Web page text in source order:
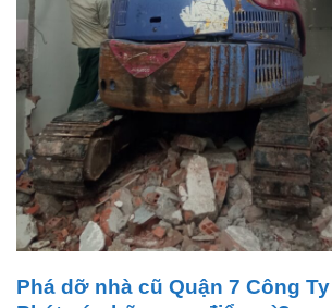
Phá dỡ nhà cũ Quận 7 Công